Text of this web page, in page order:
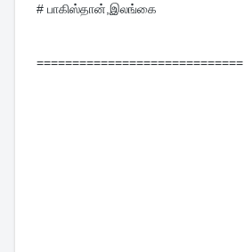
# பாகிஸ்தான்,இலங்கை
=============================